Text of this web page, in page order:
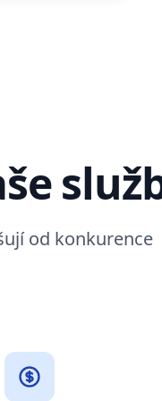
od konkurence